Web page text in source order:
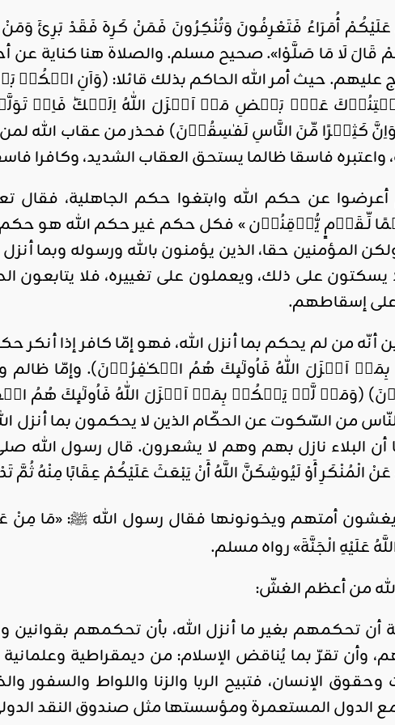
أُمَرَاءُ فَتَعْرِفُونَ وَتُنْكِرُونَ فَمَنْ كَرِهَ فَقَدْ بَرِئَ
قَالَ لَا مَا صَلَّوْا». صحيح مسلم. والصلاة هنا كناية عن
عليهم. حيث أمر الله الحاكم بذلك قائلا: (وَاَنِ
عَنۡۢ بَعۡضِ مَاۤ اَنۡزَلَ اللّٰهُ اِلَيۡكَ‌ؕ فَاِنۡ
كَثِيۡرًا مِّنَ النَّاسِ لَفٰسِقُوۡنَ) فحذر من عقاب الله لمن
فاسقا ظالما يستحق العقاب الشديد، وكافرا
عن حكم الله وابتغوا حكم الجاهلية،
لِّـقَوۡمٍ يُّوۡقِنُوۡن »‏ فكل حكم غير حكم الله هو
المؤمنين حقا، الذين يؤمنون بالله ورسوله وبما أنزل
يسكتون على ذلك، ويعملون على تغييره، فلا
إسقاطهم.
من لم يحكم بما أنزل الله، فهو إمّا كافر إذا أنكر
اَنۡزَلَ اللّٰهُ فَاُولٰٓٮِٕكَ هُمُ الۡكٰفِرُوۡنَ). وإمّا
(وَمَنۡ لَّمۡ يَحۡكُمۡ بِمَاۤ اَنۡزَلَ اللّٰهُ فَاُولٰٓٮِٕكَ هُمُ
النّاس من السّكوت عن الحكّام الذين لا يحكمون بما
أن البلاء نازل بهم وهم لا يشعرون. قال رسول الله
الْمُنْكَرِ أَوْ لَيُوشِكَنَّ اللَّهُ أَنْ يَبْعَثَ عَلَيْكُمْ عِقَابًا مِنْهُ ثُمَّ
يغشون أمتهم ويخونونها فقال رسول الله ﷺ: «مَا مِنْ
عَلَيْهِ الْجَنَّةَ» رواه مسلم.
من أعظم الغشّ:
أن تحكمهم بغير ما أنزل الله، بأن تحكمهم
وأن تقرّ بما يُناقض الإسلام: من ديمقراطية
وحقوق الإنسان، فتبيح الربا والزنا واللواط والسفور
مع الدول المستعمرة ومؤسستها مثل صندوق النقد
اقليمي ودولي
صدور
العدد 601
من جريدة
التحرير
ahmed
- juillet 26,
0
Read More